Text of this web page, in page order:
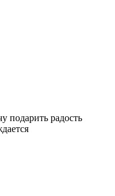
подарить радость